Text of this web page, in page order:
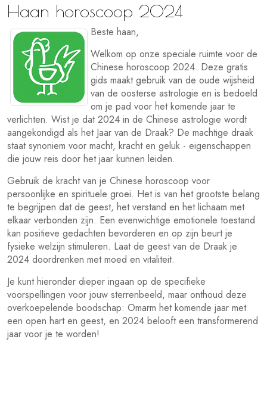
Haan horoscoop 2024
Beste haan,
Welkom op onze speciale ruimte voor de
Chinese horoscoop 2024. Deze gratis
gids maakt gebruik van de oude wijsheid
van de oosterse astrologie en is bedoeld
om je pad voor het komende jaar te
verlichten. Wist je dat 2024 in de Chinese astrologie wordt
aangekondigd als het Jaar van de Draak? De machtige draak
staat synoniem voor macht, kracht en geluk - eigenschappen
die jouw reis door het jaar kunnen leiden.
Gebruik de kracht van je Chinese horoscoop voor
persoonlijke en spirituele groei. Het is van het grootste belang
te begrijpen dat de geest, het verstand en het lichaam met
elkaar verbonden zijn. Een evenwichtige emotionele toestand
kan positieve gedachten bevorderen en op zijn beurt je
fysieke welzijn stimuleren. Laat de geest van de Draak je
2024 doordrenken met moed en vitaliteit.
Je kunt hieronder dieper ingaan op de specifieke
voorspellingen voor jouw sterrenbeeld, maar onthoud deze
overkoepelende boodschap: Omarm het komende jaar met
een open hart en geest, en 2024 belooft een transformerend
jaar voor je te worden!